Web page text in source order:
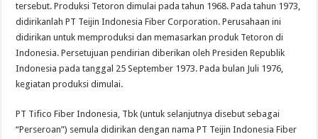
tersebut. Produksi Tetoron dimulai pada tahun 1968. Pada tahun 1973,
didirikanlah PT Teijin Indonesia Fiber Corporation. Perusahaan ini
didirikan untuk memproduksi dan memasarkan produk Tetoron di
Indonesia. Persetujuan pendirian diberikan oleh Presiden Republik
Indonesia pada tanggal 25 September 1973. Pada bulan Juli 1976,
kegiatan produksi dimulai.
PT Tifico Fiber Indonesia, Tbk (untuk selanjutnya disebut sebagai
“Perseroan”) semula didirikan dengan nama PT Teijin Indonesia Fiber